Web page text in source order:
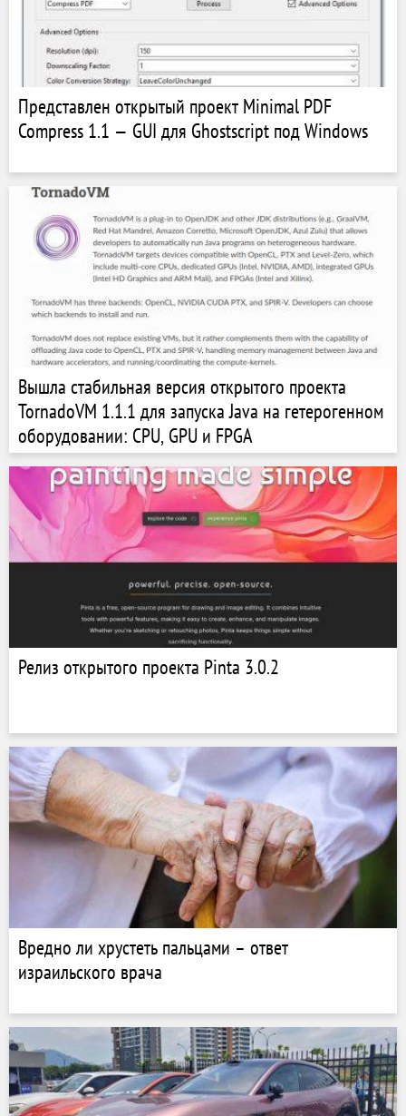
Представлен открытый проект Minimal PDF
Compress 1.1 — GUI для Ghostscript под Windows
Вышла стабильная версия открытого проекта
TornadoVM 1.1.1 для запуска Java на гетерогенном
оборудовании: CPU, GPU и FPGA
Релиз открытого проекта Pinta 3.0.2
Вредно ли хрустеть пальцами – ответ
израильского врача